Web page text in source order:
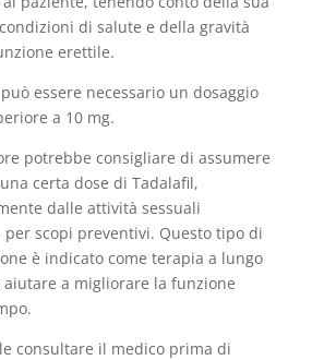
di salute e della gravità
erettile.
essere necessario un dosaggio
a 10 mg.
potrebbe consigliare di assumere
certa dose di Tadalafil,
dalle attività sessuali
per scopi preventivi. Questo tipo di
è indicato come terapia a lungo
a migliorare la funzione
consultare il medico prima di